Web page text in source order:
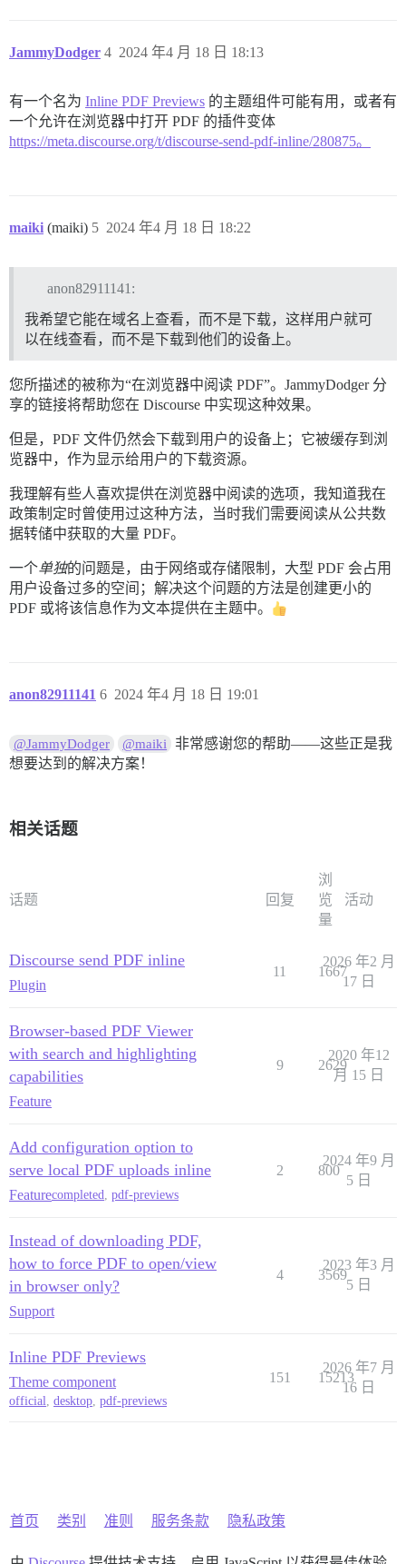
JammyDodger 2024 年4 月 18 日 18:13
4
有一个名为 Inline PDF Previews 的主题组件可能有用，或者有
一个允许在浏览器中打开 PDF 的插件变体
https://meta.discourse.org/t/discourse-send-pdf-inline/280875。
maiki (maiki) 2024 年4 月 18 日 18:22
5
anon82911141:
我希望它能在域名上查看，而不是下载，这样用户就可
以在线查看，而不是下载到他们的设备上。
您所描述的被称为“在浏览器中阅读 PDF”。JammyDodger 分
享的链接将帮助您在 Discourse 中实现这种效果。
但是，PDF 文件仍然会下载到用户的设备上；它被缓存到浏
览器中，作为显示给用户的下载资源。
我理解有些人喜欢提供在浏览器中阅读的选项，我知道我在
政策制定时曾使用过这种方法，当时我们需要阅读从公共数
据转储中获取的大量 PDF。
一个单独的问题是，由于网络或存储限制，大型 PDF 会占用
用户设备过多的空间；解决这个问题的方法是创建更小的
PDF 或将该信息作为文本提供在主题中。
anon82911141 2024 年4 月 18 日 19:01
6
@JammyDodger @maiki
非常感谢您的帮助——这些正是我
想要达到的解决方案！
相关话题
话题 回复
浏
览
量
活动
Discourse send PDF inline
Plugin
11 1667
2026 年2 月
17 日
Browser-based PDF Viewer
with search and highlighting
capabilities
Feature
9 2629
2020 年12
月 15 日
Add configuration option to
serve local PDF uploads inline
Featurecompleted, pdf-previews
2 800
2024 年9 月
5 日
Instead of downloading PDF,
how to force PDF to open/view
in browser only?
Support
4 3569
2023 年3 月
5 日
Inline PDF Previews
Theme component
official desktop pdf-previews
151 15213
2026 年7 月
16 日
首页 类别 准则 服务条款 隐私政策